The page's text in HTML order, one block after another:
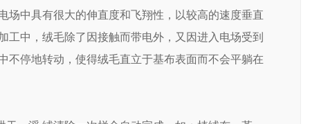
场中具有很大的伸直度和飞翔性，以较高的速度垂直
中，绒毛除了因接触而带电外，又因进入电场受到
不停地转动，使得绒毛直立于基布表面而不会平躺在